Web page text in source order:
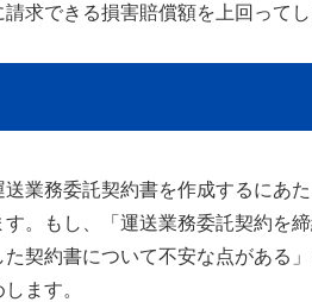
求できる損害賠償額を上回って
業務委託契約書を作成するにあ
。もし、「運送業務委託契約を
契約書について不安な点がある
ます。